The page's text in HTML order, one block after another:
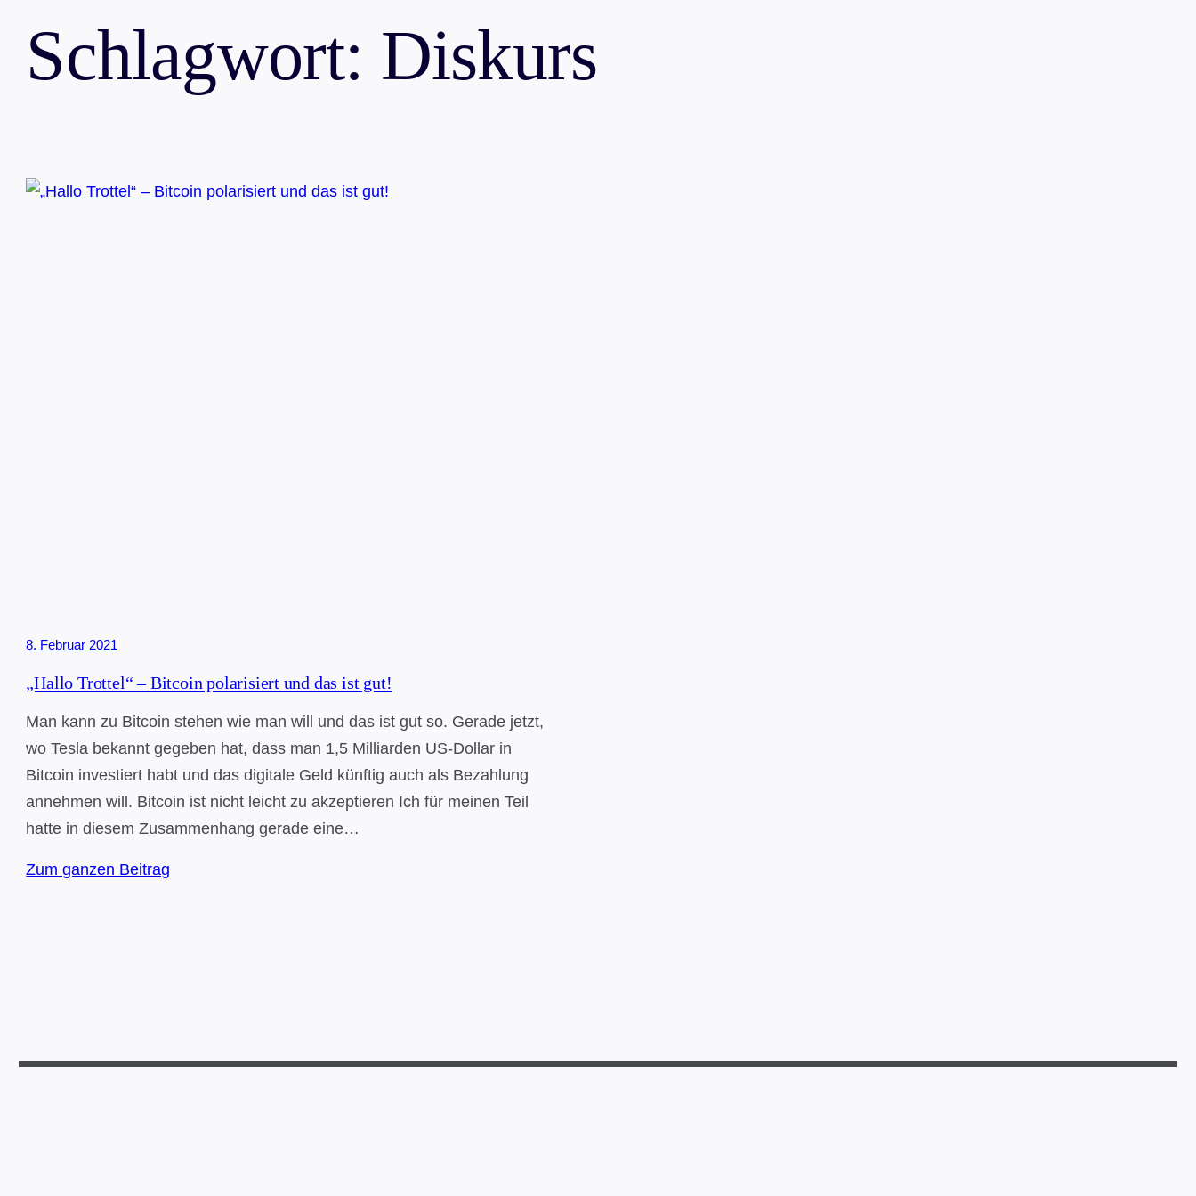
Schlagwort: Diskurs
8. Februar 2021
„Hallo Trottel“ – Bitcoin polarisiert und das ist gut!
Man kann zu Bitcoin stehen wie man will und das ist gut so. Gerade jetzt,
wo Tesla bekannt gegeben hat, dass man 1,5 Milliarden US-Dollar in
Bitcoin investiert habt und das digitale Geld künftig auch als Bezahlung
annehmen will. Bitcoin ist nicht leicht zu akzeptieren Ich für meinen Teil
hatte in diesem Zusammenhang gerade eine…
Zum ganzen Beitrag